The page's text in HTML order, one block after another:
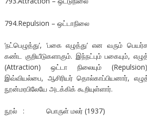
794.Repulsion – ஒட்டாநிலை
‘நட்பெழுத்து’, ‘பகை எழுத்து’ என வரும்
கண்ட குறியீடுகளாகும். இந்நட்பும் பகையும்,
(Attraction) ஒட்டா நிலையும்
இவ்வியல்பை, ஆசிரியர் தொல்காப்பியனார்,
நூன்மரபிலேயே அடக்கிக் கூறியுள்ளார்.
நூல் : பொருள் மலர் (1937)